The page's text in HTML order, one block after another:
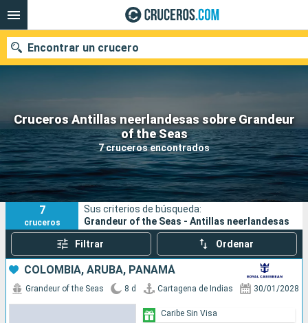
Cruceros Antillas neerlandesas sobre Grandeur
of the Seas
7 cruceros encontrados
Encontrar un crucero
Nuestros destinos
Fecha de salida
Puertos Compañías
Buscar
7
cruceros
Sus criterios de búsqueda:
Grandeur of the Seas - Antillas neerlandesas
Filtrar Ordenar
COLOMBIA, ARUBA, PANAMÁ
Grandeur of the Seas 8 d Cartagena de Indias 30/01/2028
Caribe Sin Visa